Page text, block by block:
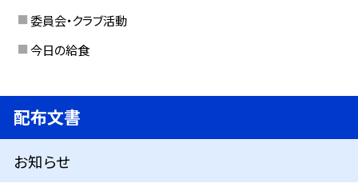
委員会・クラブ活動
今日の給食
配布文書
お知らせ